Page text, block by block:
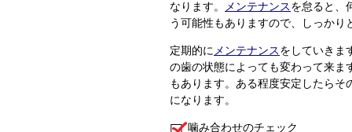
なります。
メンテナンス を怠ると、
う可能性もありますので、しっかり
定期的に メンテナンス をしていきま
の歯の状態によっても変わって来ま
もあります。ある程度安定したらそ
になります。
噛み合わせのチェック